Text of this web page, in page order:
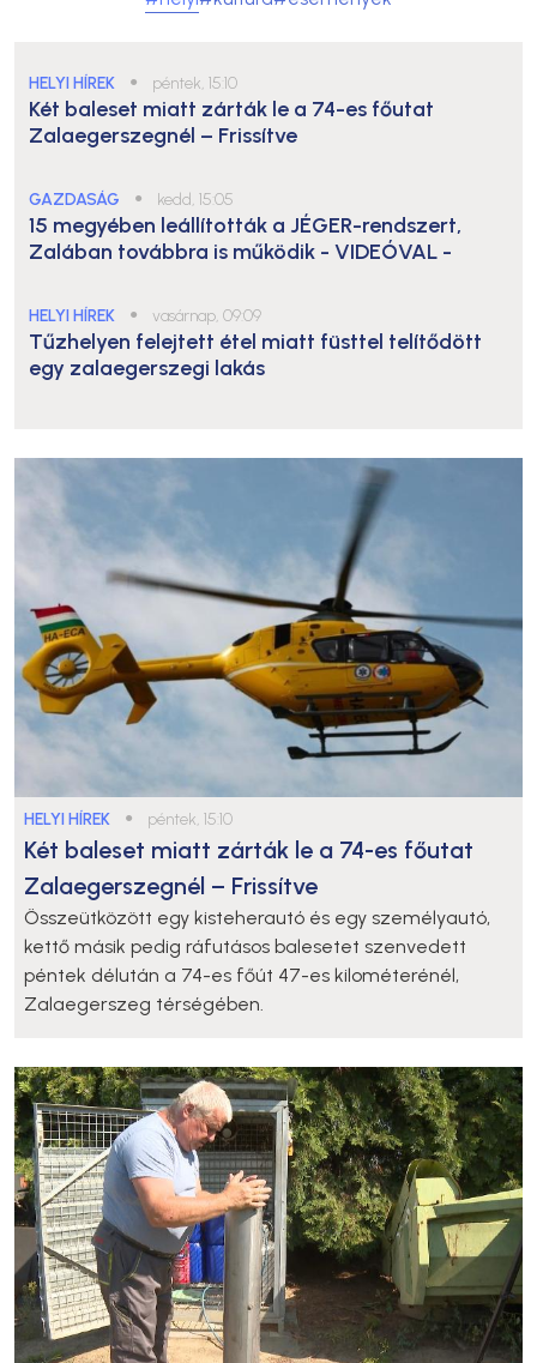
HELYI HÍREK ● péntek, 15:10
Két baleset miatt zárták le a 74-es főutat
Zalaegerszegnél – Frissítve
GAZDASÁG ● kedd, 15:05
15 megyében leállították a JÉGER-rendszert,
Zalában továbbra is működik - VIDEÓVAL -
HELYI HÍREK ● vasárnap, 09:09
Tűzhelyen felejtett étel miatt füsttel telítődött
egy zalaegerszegi lakás
HELYI HÍREK ● péntek, 15:10
Két baleset miatt zárták le a 74-es főutat
Zalaegerszegnél – Frissítve
Összeütközött egy kisteherautó és egy személyautó,
kettő másik pedig ráfutásos balesetet szenvedett
péntek délután a 74-es főút 47-es kilométerénél,
Zalaegerszeg térségében.